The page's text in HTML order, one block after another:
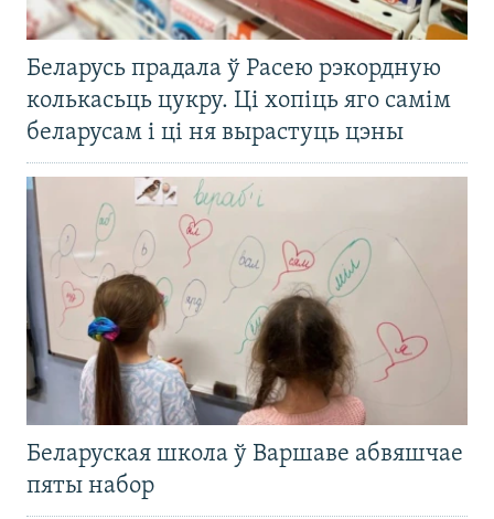
Беларусь прадала ў Расею рэкордную
колькасьць цукру. Ці хопіць яго самім
беларусам і ці ня вырастуць цэны
Беларуская школа ў Варшаве абвяшчае
пяты набор